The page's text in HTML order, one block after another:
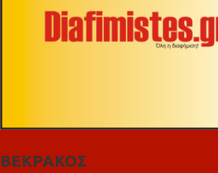
ΒΕΚΡΑΚΟΣ